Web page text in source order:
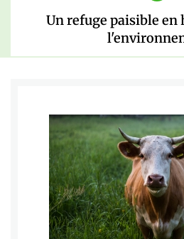
Un refuge paisible en